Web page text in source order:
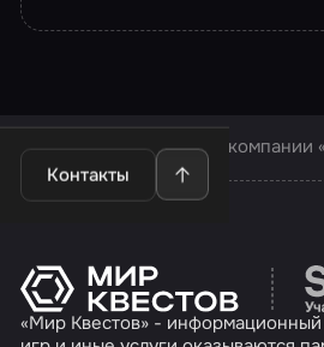
Контакты
Квесты в Сочи Квесты компании
«Мир Квестов» -